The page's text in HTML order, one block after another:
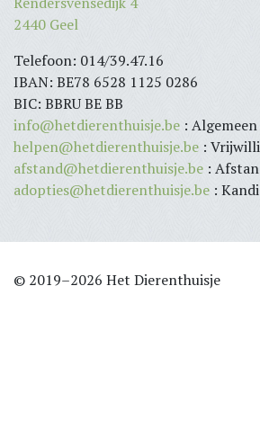
2440 Geel
Telefoon: 014/39.47.16
IBAN: BE78 6528 1125 0286
BIC: BBRU BE BB
info@hetdierenthuisje.be : Algemeen
helpen@hetdierenthuisje.be :
afstand@hetdierenthuisje.be :
adopties@hetdierenthuisje.be :
© 2019–2026 Het Dierenthuisje